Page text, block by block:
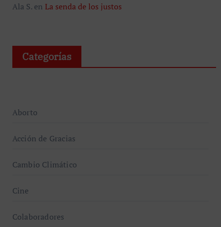
Ala S.en La senda de los justos
Categorías
Aborto
Acción de Gracias
Cambio Climático
Cine
Colaboradores